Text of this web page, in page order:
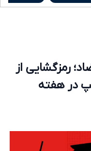
رمزگشایی از
در هفته